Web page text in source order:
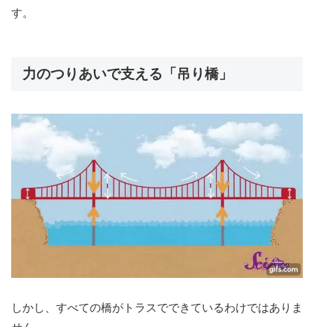
す。
力のつりあいで支える「吊り橋」
しかし、すべての橋がトラスでできているわけではありま